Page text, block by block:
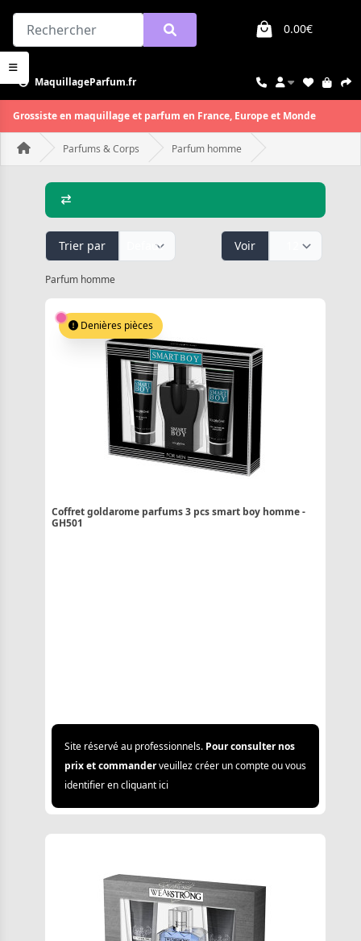
0.00€
MaquillageParfum.fr
Grossiste en maquillage et parfum en France, Europe et Monde
Parfums & Corps Parfum homme
Trier par Voir
Parfum homme
Denières pièces
Coffret goldarome parfums 3 pcs smart boy homme -
GH501
Site réservé au professionnels. Pour consulter nos
prix et commanderveuillez créer un compte ou vous
identifier en cliquant ici